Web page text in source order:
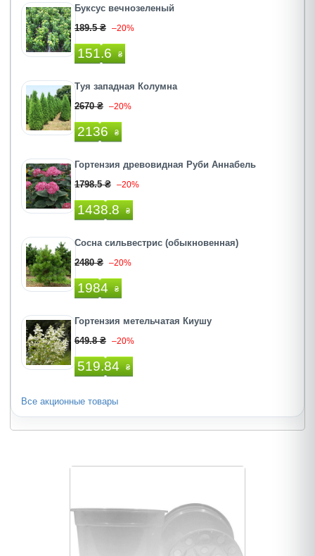
Буксус вечнозеленый
189.5 ₴ –20%
151.6 ₴
Туя западная Колумна
2670 ₴ –20%
2136 ₴
Гортензия древовидная Руби Аннабель
1798.5 ₴ –20%
1438.8 ₴
Сосна сильвестрис (обыкновенная)
2480 ₴ –20%
1984 ₴
Гортензия метельчатая Киушу
649.8 ₴ –20%
519.84 ₴
Все акционные товары